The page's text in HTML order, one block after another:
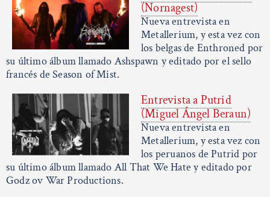
(Nornagest)
Nueva entrevista en
Metallerium, y esta vez con
los belgas de Enthroned por
su último álbum llamado Ashspawn y editado por el sello
francés de Season of Mist.
Entrevista a Putrid
(Miguel Ángel Beraun)
Nueva entrevista en
Metallerium, y esta vez con
los peruanos de Putrid por
su último álbum llamado All That We Hate y editado por
Godz ov War Productions.